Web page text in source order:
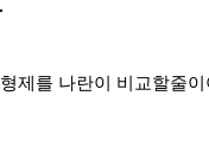
형제를 나란이 비교할줄